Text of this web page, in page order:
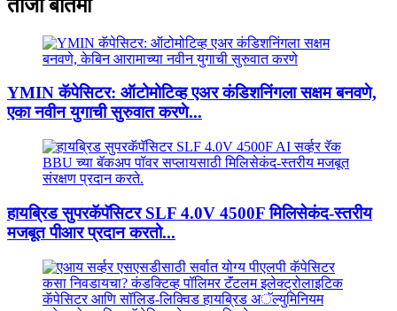
ताजी बातमी
YMIN कॅपेसिटर: ऑटोमोटिव्ह एअर कंडिशनिंगला सक्षम बनवणे,
एका नवीन युगाची सुरुवात करणे...
हायब्रिड सुपरकॅपॅसिटर SLF 4.0V 4500F मिलिसेकंद-स्तरीय
मजबूत पीआर प्रदान करतो...